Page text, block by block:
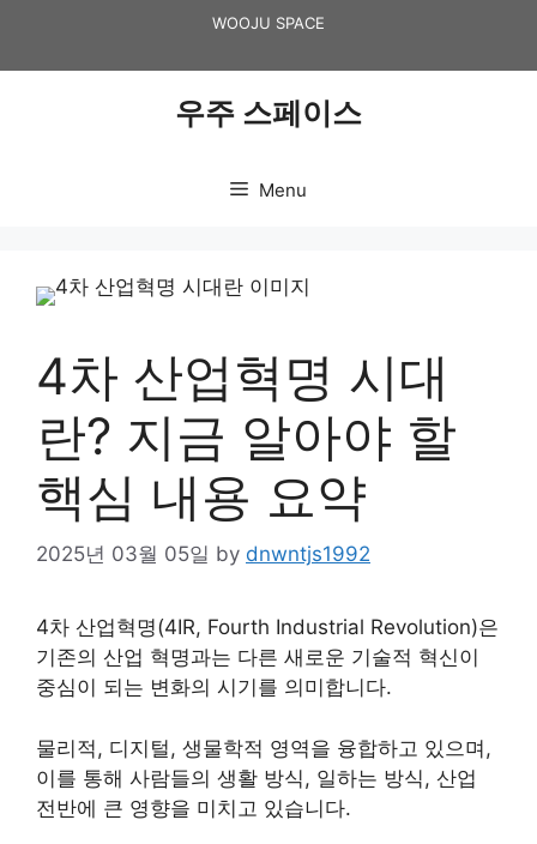
content
WOOJU SPACE
우주 스페이스
Menu
4차 산업혁명 시대
란? 지금 알아야 할
핵심 내용 요약
2025년 03월 05일 by dnwntjs1992
4차 산업혁명(4IR, Fourth Industrial Revolution)은
기존의 산업 혁명과는 다른 새로운 기술적 혁신이
중심이 되는 변화의 시기를 의미합니다.
물리적, 디지털, 생물학적 영역을 융합하고 있으며,
이를 통해 사람들의 생활 방식, 일하는 방식, 산업
전반에 큰 영향을 미치고 있습니다.